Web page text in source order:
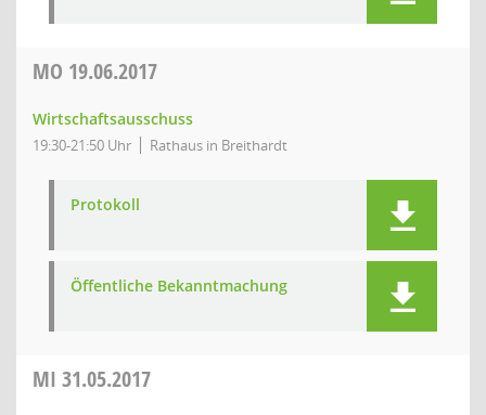
MO 19.06.2017
Wirtschaftsausschuss
19:30-21:50 Uhr Rathaus in Breithardt
Protokoll
Öffentliche Bekanntmachung
MI 31.05.2017